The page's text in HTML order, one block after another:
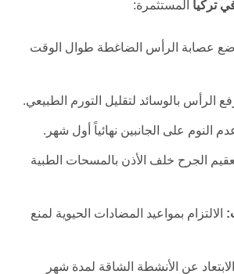
تركيا المستثمرة:
عصابة الرأس الضاغطة طوال الوقت
الرأس بالوسائد لتقليل التورم الطبيعي.
النوم على الجانبين نهائياً أول شهر.
الجرح خلف الأذن بالمسحات الطبية
الالتزام بمواعيد المضادات الحيوية لمنع
الابتعاد عن الأنشطة الشاقة لمدة شهر